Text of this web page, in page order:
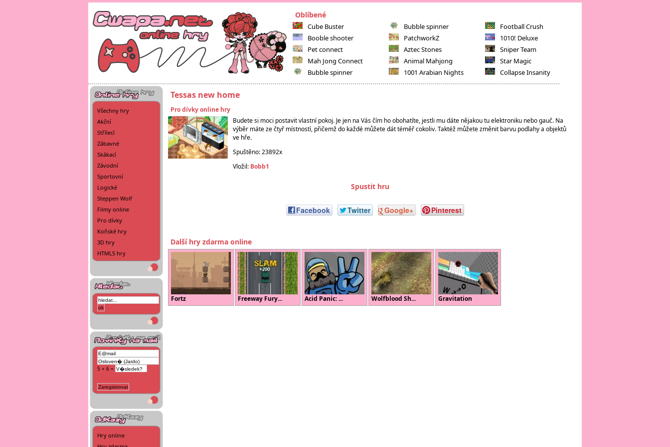
Oblíbené
Cube Buster
Booble shooter
Pet connect
Mah Jong Connect
Bubble spinner
Bubble spinner
PatchworkZ
Aztec Stones
Animal Mahjong
1001 Arabian Nights
Football Crush
1010! Deluxe
Sniper Team
Star Magic
Collapse Insanity
Všechny hry
Akční
Střílecí
Zábavné
Skákací
Závodní
Sportovní
Logické
Steppen Wolf
Filmy online
Pro dívky
Koňské hry
3D hry
HTML5 hry
5 + 6 =
Hry online
Tessas new home
Pro dívky online hry
Budete si moci postavit vlastní pokoj. Je jen na Vás čím ho obohatíte, jestli mu dáte nějakou tu elektroniku nebo gauč. Na
výběr máte ze čtyř místností, přičemž do každé můžete dát téměř cokoliv. Taktéž můžete změnit barvu podlahy a objektů
ve hře.
Spuštěno: 23892x
Vložil: Bobb1
Spustit hru
Facebook Twitter Google+ Pinterest
Další hry zdarma online
Fortz Freeway Fury... Acid Panic: ... Wolfblood Sh... Gravitation